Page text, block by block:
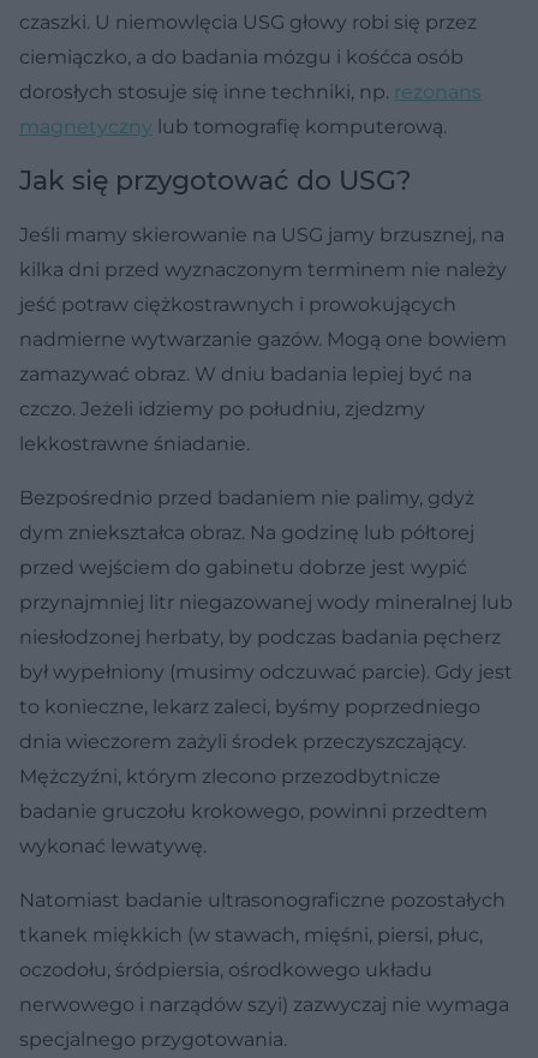
czaszki. U niemowlęcia USG głowy robi się przez
ciemiączko, a do badania mózgu i kośćca osób
dorosłych stosuje się inne techniki, np. rezonans
magnetyczny lub tomografię komputerową.
Jak się przygotować do USG?
Jeśli mamy skierowanie na USG jamy brzusznej, na
kilka dni przed wyznaczonym terminem nie należy
jeść potraw ciężkostrawnych i prowokujących
nadmierne wytwarzanie gazów. Mogą one bowiem
zamazywać obraz. W dniu badania lepiej być na
czczo. Jeżeli idziemy po południu, zjedzmy
lekkostrawne śniadanie.
Bezpośrednio przed badaniem nie palimy, gdyż
dym zniekształca obraz. Na godzinę lub półtorej
przed wejściem do gabinetu dobrze jest wypić
przynajmniej litr niegazowanej wody mineralnej lub
niesłodzonej herbaty, by podczas badania pęcherz
był wypełniony (musimy odczuwać parcie). Gdy jest
to konieczne, lekarz zaleci, byśmy poprzedniego
dnia wieczorem zażyli środek przeczyszczający.
Mężczyźni, którym zlecono przezodbytnicze
badanie gruczołu krokowego, powinni przedtem
wykonać lewatywę.
Natomiast badanie ultrasonograficzne pozostałych
tkanek miękkich (w stawach, mięśni, piersi, płuc,
oczodołu, śródpiersia, ośrodkowego układu
nerwowego i narządów szyi) zazwyczaj nie wymaga
specjalnego przygotowania.